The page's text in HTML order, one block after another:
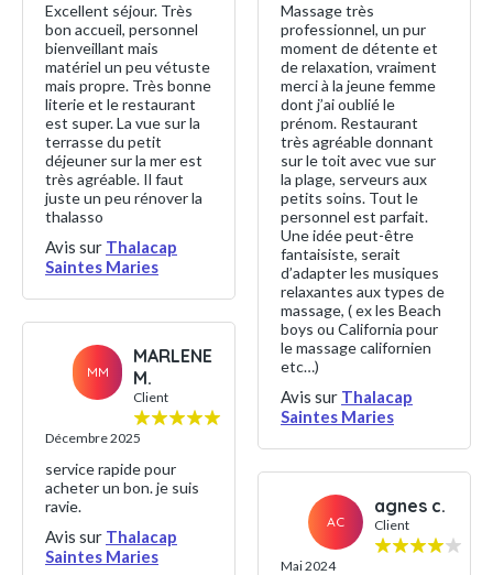
Excellent séjour. Très
bon accueil, personnel
bienveillant mais
matériel un peu vétuste
mais propre. Très bonne
literie et le restaurant
est super. La vue sur la
terrasse du petit
déjeuner sur la mer est
très agréable. Il faut
juste un peu rénover la
thalasso
Avis sur Thalacap
Saintes Maries
MM
MARLENE
M.
Client
Décembre 2025
service rapide pour
acheter un bon. je suis
ravie.
Avis sur Thalacap
Saintes Maries
Massage très
professionnel, un pur
moment de détente et
de relaxation, vraiment
merci à la jeune femme
dont j’ai oublié le
prénom. Restaurant
très agréable donnant
sur le toit avec vue sur
la plage, serveurs aux
petits soins. Tout le
personnel est parfait.
Une idée peut-être
fantaisiste, serait
d’adapter les musiques
relaxantes aux types de
massage, ( ex les Beach
boys ou California pour
le massage californien
etc…)
Avis sur Thalacap
Saintes Maries
AC
agnes c.
Client
Mai 2024